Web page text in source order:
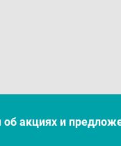
акцияx и